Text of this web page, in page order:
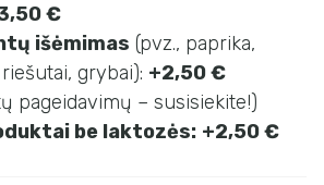
€
išėmimas (pvz., paprika,
grybai): +2,50 €
pageidavimų – susisiekite!)
be laktozės: +2,50 €